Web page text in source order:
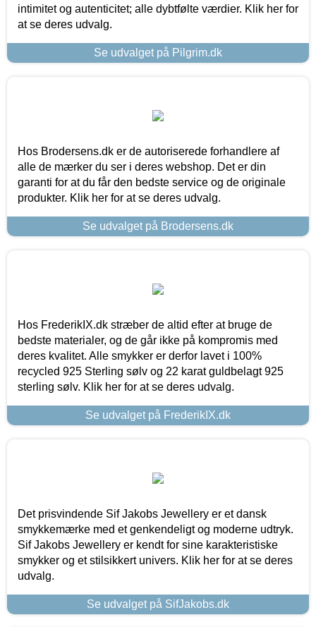
intimitet og autenticitet; alle dybtfølte værdier. Klik her for
at se deres udvalg.
Se udvalget på Pilgrim.dk
Hos Brodersens.dk er de autoriserede forhandlere af
alle de mærker du ser i deres webshop. Det er din
garanti for at du får den bedste service og de originale
produkter. Klik her for at se deres udvalg.
Se udvalget på Brodersens.dk
Hos FrederikIX.dk stræber de altid efter at bruge de
bedste materialer, og de går ikke på kompromis med
deres kvalitet. Alle smykker er derfor lavet i 100%
recycled 925 Sterling sølv og 22 karat guldbelagt 925
sterling sølv. Klik her for at se deres udvalg.
Se udvalget på FrederikIX.dk
Det prisvindende Sif Jakobs Jewellery er et dansk
smykkemærke med et genkendeligt og moderne udtryk.
Sif Jakobs Jewellery er kendt for sine karakteristiske
smykker og et stilsikkert univers. Klik her for at se deres
udvalg.
Se udvalget på SifJakobs.dk